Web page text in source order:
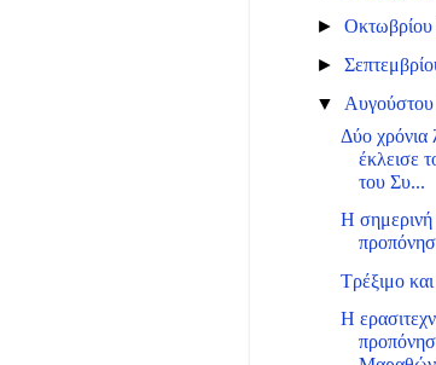
►
►
▼
Δύο χρόνια
έκλεισε
του Συ...
Η σημερινή
Τρέξιμο
Η